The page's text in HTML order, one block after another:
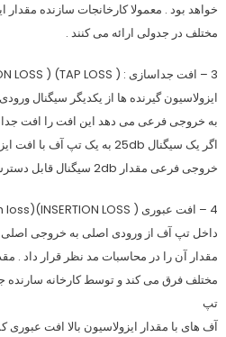
خواهد بود . معمولا کارخانجات سازنده
مختلف در جدولی ارائه می کنند .
3 – افت جداسازی : ( TAP LOSS) ( ISOLATION LOSS ) : هر تپ آف برای
ایزولاسیون گیرنده ها از یکدیگر سیگنال
به خروجی فرعی می دهد این افت را افت
اگر یک سیگنال 25db به یک تپ آف با افت ایزولاسیون 23db اعمال شود در
خروجی فرعی مقدار 2db سیگنال قابل دسترس خواهد بود .
4 – افت عبوری ( INSERTION LOSS)(Trough loss ) : هنگام عبور سیگنال از
داخل تپ آف از ورودی اصلی به خروجی اصلی
مقدار آن را در محاسبات مد نظر قرار داد .
مختلف فرق می کند و توسط کارخانه سارنده
تپ
آف های با مقدار ایزولاسیون بالا افت عبوری